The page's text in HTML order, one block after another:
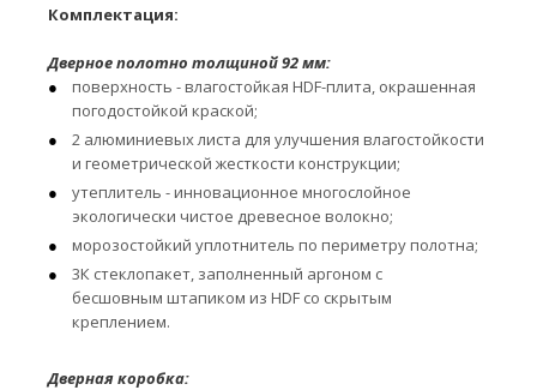
Комплектация:
Дверное полотно толщиной 92 мм:
поверхность - влагостойкая HDF-плита, окрашенная
погодостойкой краской;
2 алюминиевых листа для улучшения влагостойкости
и геометрической жесткости конструкции;
утеплитель - инновационное многослойное
экологически чистое древесное волокно;
морозостойкий уплотнитель по периметру полотна;
3К стеклопакет, заполненный аргоном с
бесшовным штапиком из HDF со скрытым
креплением.
Дверная коробка: